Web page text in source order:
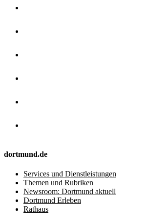
dortmund.de
Services und Dienstleistungen
Themen und Rubriken
Newsroom: Dortmund aktuell
Dortmund Erleben
Rathaus